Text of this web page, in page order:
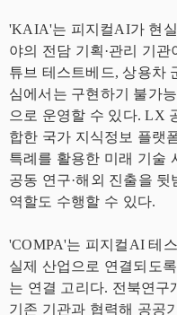
'KAIA'는 피지컬AI가 현
야의 전담 기획·관리 기
튜브 테스트베드, 상용차
심에서는 구현하기 불가
으로 운영할 수 있다. LX
합한 국가 지식정보 플랫
특례를 활용한 미래 기술
공동 연구·해외 진출을
역할도 수행할 수 있다.
'COMPA'는 피지컬AI 테
실제 산업으로 연결되도
는 연결 고리다. 전북연구
기존 기관과 협력해 공공